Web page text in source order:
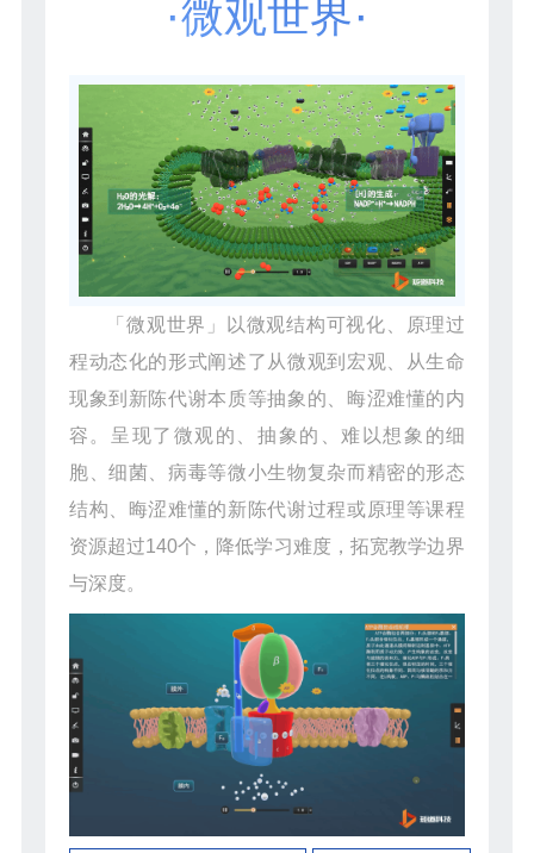
·微观世界·
「微观世界」以微观结构可视化、原理过
程动态化的形式阐述了从微观到宏观、从生命
现象到新陈代谢本质等抽象的、晦涩难懂的内
容。呈现了微观的、抽象的、难以想象的细
胞、细菌、病毒等微小生物复杂而精密的形态
结构、晦涩难懂的新陈代谢过程或原理等课程
资源超过140个，降低学习难度，拓宽教学边界
与深度。